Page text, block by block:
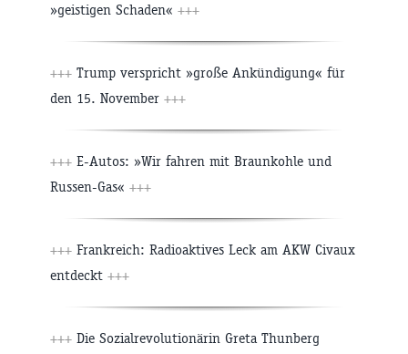
»geistigen Schaden« +++
+++ Trump verspricht »große Ankündigung« für
den 15. November +++
+++ E-Autos: »Wir fahren mit Braunkohle und
Russen-Gas« +++
+++ Frankreich: Radioaktives Leck am AKW Civaux
entdeckt +++
+++ Die Sozialrevolutionärin Greta Thunberg